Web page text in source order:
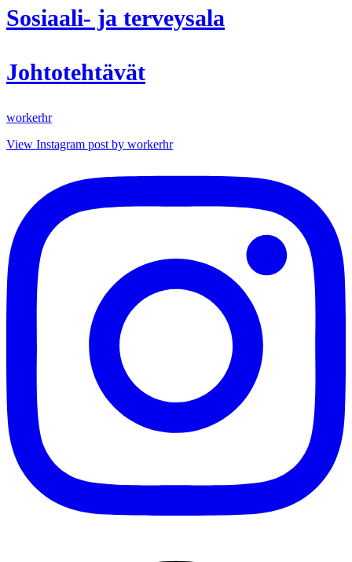
Sosiaali- ja terveysala
Johtotehtävät
workerhr
View Instagram post by workerhr